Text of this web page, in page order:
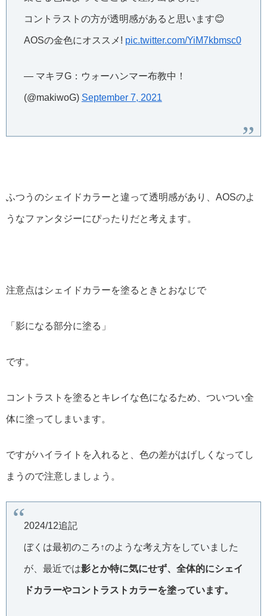
コントラストの方が透明感があると思います😊
AOSの金色にオススメ! pic.twitter.com/YiM7kbmsc0
— マキヲG：ウォーハンマー布教中！
(@makiwoG) September 7, 2021
ふつうのシェイドカラーと違って透明感があり、AOSのよ
うなファンタジーにぴったりだと考えます。
注意点はシェイドカラーを塗るときとおなじで
「影になる部分に塗る」
です。
コントラストを塗るとキレイな色になるため、ついつい全
体に塗ってしまいます。
ですがハイライトを入れると、色の差がはげしくなってし
まうので注意しましょう。
2024/12追記
ぼくは最初のころ↑のような考え方をしていました
が、最近では影とか特に気にせず、全体的にシェイ
ドカラーやコントラストカラーを塗っています。